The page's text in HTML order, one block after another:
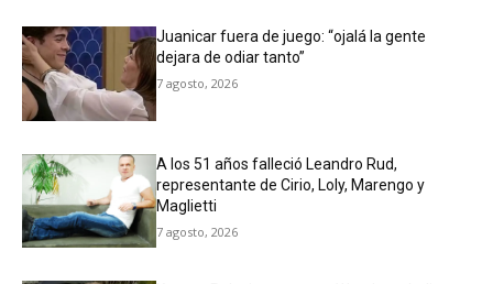
Juanicar fuera de juego: “ojalá la gente
dejara de odiar tanto”
7 agosto, 2026
A los 51 años falleció Leandro Rud,
representante de Cirio, Loly, Marengo y
Maglietti
7 agosto, 2026